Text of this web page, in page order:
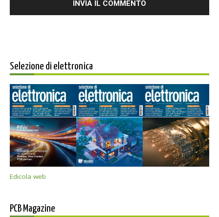
Selezione di elettronica
Edicola web
PCB Magazine